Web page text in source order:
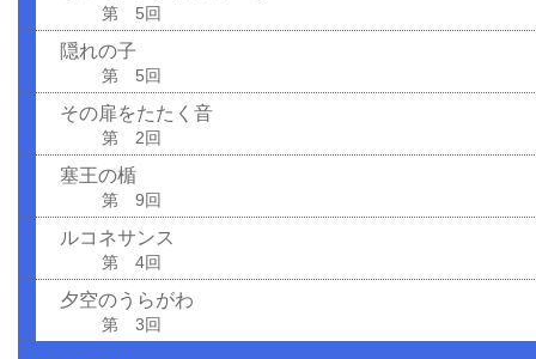
第 5回
隠れの子
第 5回
その扉をたたく音
第 2回
塞王の楯
第 9回
ルコネサンス
第 4回
夕空のうらがわ
第 3回